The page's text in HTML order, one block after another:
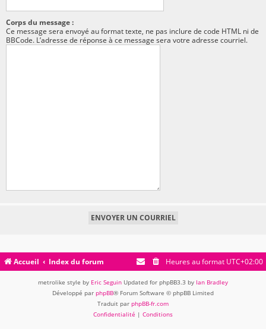
Corps du message :
Ce message sera envoyé au format texte, ne pas inclure de code HTML ni de
BBCode. L’adresse de réponse à ce message sera votre adresse courriel.
Accueil Index du forum Heures au format UTC+02:00
metrolike style by Eric Seguin Updated for phpBB3.3 by Ian Bradley
Développé par phpBB® Forum Software © phpBB Limited
Traduit par phpBB-fr.com
Confidentialité | Conditions